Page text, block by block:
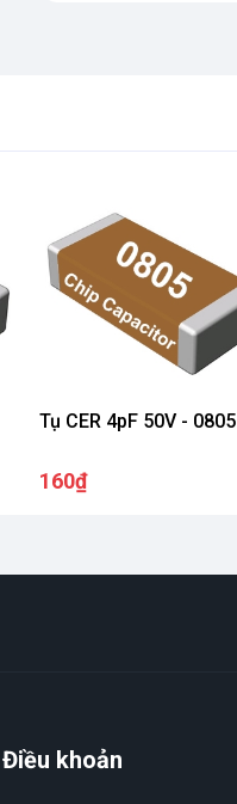
Tụ CER 4pF 50V - 0805
160₫
Điều khoản